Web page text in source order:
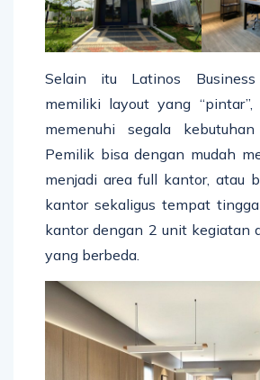
Selain itu Latinos
memiliki layout yang
memenuhi segala
Pemilik bisa dengan mudah
menjadi area full kantor, atau
kantor sekaligus tempat
kantor dengan 2 unit kegiatan
yang berbeda.